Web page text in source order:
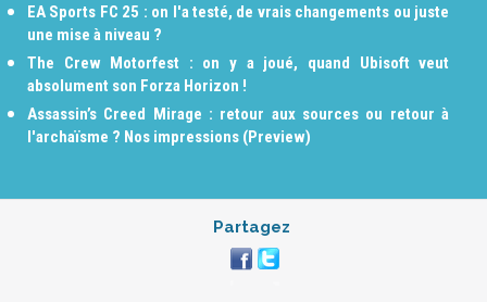
EA Sports FC 25 : on l'a testé, de vrais changements ou juste
une mise à niveau ?
The Crew Motorfest : on y a joué, quand Ubisoft veut
absolument son Forza Horizon !
Assassin’s Creed Mirage : retour aux sources ou retour à
l'archaïsme ? Nos impressions (Preview)
Partagez